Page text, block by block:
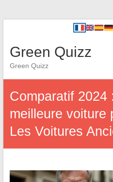
Green Quizz
Green Quizz
Comparatif 2024
meilleure voiture
Les Voitures